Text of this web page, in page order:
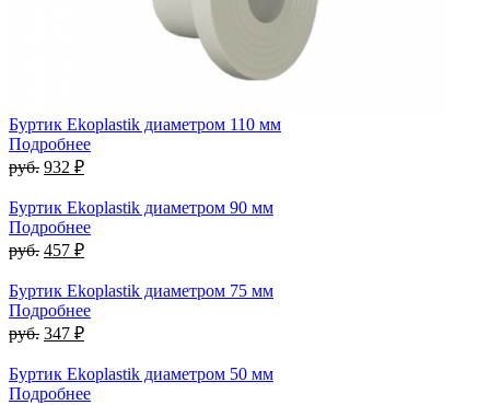
Буртик Ekoplastik диаметром 110 мм
Подробнее
руб. 932 ₽
Буртик Ekoplastik диаметром 90 мм
Подробнее
руб. 457 ₽
Буртик Ekoplastik диаметром 75 мм
Подробнее
руб. 347 ₽
Буртик Ekoplastik диаметром 50 мм
Подробнее